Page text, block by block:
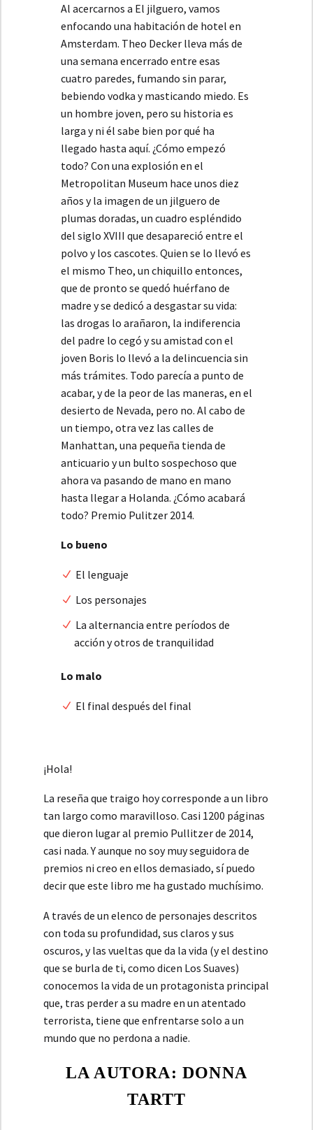
Al acercarnos a El jilguero, vamos
enfocando una habitación de hotel en
Amsterdam. Theo Decker lleva más de
una semana encerrado entre esas
cuatro paredes, fumando sin parar,
bebiendo vodka y masticando miedo. Es
un hombre joven, pero su historia es
larga y ni él sabe bien por qué ha
llegado hasta aquí. ¿Cómo empezó
todo? Con una explosión en el
Metropolitan Museum hace unos diez
años y la imagen de un jilguero de
plumas doradas, un cuadro espléndido
del siglo XVIII que desapareció entre el
polvo y los cascotes. Quien se lo llevó es
el mismo Theo, un chiquillo entonces,
que de pronto se quedó huérfano de
madre y se dedicó a desgastar su vida:
las drogas lo arañaron, la indiferencia
del padre lo cegó y su amistad con el
joven Boris lo llevó a la delincuencia sin
más trámites. Todo parecía a punto de
acabar, y de la peor de las maneras, en el
desierto de Nevada, pero no. Al cabo de
un tiempo, otra vez las calles de
Manhattan, una pequeña tienda de
anticuario y un bulto sospechoso que
ahora va pasando de mano en mano
hasta llegar a Holanda. ¿Cómo acabará
todo? Premio Pulitzer 2014.
Lo bueno
El lenguaje
Los personajes
La alternancia entre períodos de
acción y otros de tranquilidad
Lo malo
El final después del final
¡Hola!
La reseña que traigo hoy corresponde a un libro
tan largo como maravilloso. Casi 1200 páginas
que dieron lugar al premio Pullitzer de 2014,
casi nada. Y aunque no soy muy seguidora de
premios ni creo en ellos demasiado, sí puedo
decir que este libro me ha gustado muchísimo.
A través de un elenco de personajes descritos
con toda su profundidad, sus claros y sus
oscuros, y las vueltas que da la vida (y el destino
que se burla de ti, como dicen Los Suaves)
conocemos la vida de un protagonista principal
que, tras perder a su madre en un atentado
terrorista, tiene que enfrentarse solo a un
mundo que no perdona a nadie.
LA AUTORA: DONNA
TARTT